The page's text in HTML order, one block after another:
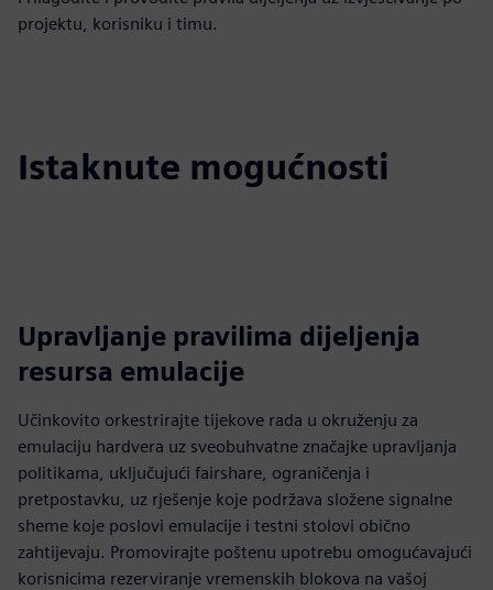
projektu, korisniku i timu.
Istaknute mogućnosti
Upravljanje pravilima dijeljenja
resursa emulacije
Učinkovito orkestrirajte tijekove rada u okruženju za
emulaciju hardvera uz sveobuhvatne značajke upravljanja
politikama, uključujući fairshare, ograničenja i
pretpostavku, uz rješenje koje podržava složene signalne
sheme koje poslovi emulacije i testni stolovi obično
zahtijevaju. Promovirajte poštenu upotrebu omogućavajući
korisnicima rezerviranje vremenskih blokova na vašoj